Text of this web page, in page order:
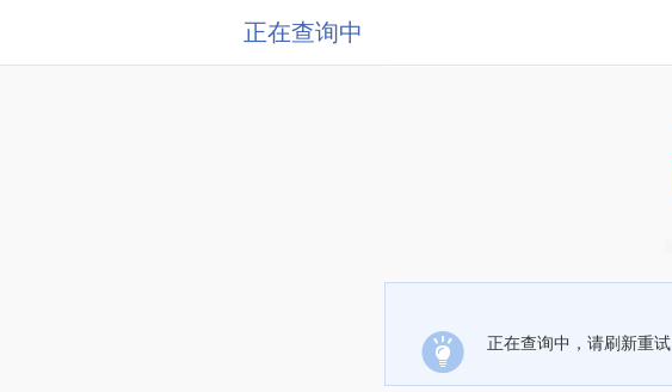
正在查询中
正在查询中，请刷新重试